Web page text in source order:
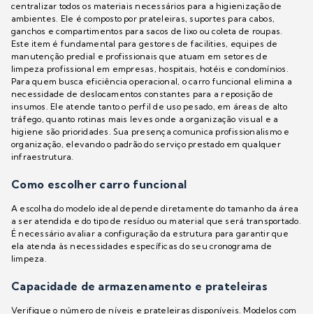
centralizar todos os materiais necessários para a higienização de
ambientes. Ele é composto por prateleiras, suportes para cabos,
ganchos e compartimentos para sacos de lixo ou coleta de roupas.
Este item é fundamental para gestores de facilities, equipes de
manutenção predial e profissionais que atuam em setores de
limpeza profissional em empresas, hospitais, hotéis e condomínios.
Para quem busca eficiência operacional, o carro funcional elimina a
necessidade de deslocamentos constantes para a reposição de
insumos. Ele atende tanto o perfil de uso pesado, em áreas de alto
tráfego, quanto rotinas mais leves onde a organização visual e a
higiene são prioridades. Sua presença comunica profissionalismo e
organização, elevando o padrão do serviço prestado em qualquer
infraestrutura.
Como escolher carro funcional
A escolha do modelo ideal depende diretamente do tamanho da área
a ser atendida e do tipo de resíduo ou material que será transportado.
É necessário avaliar a configuração da estrutura para garantir que
ela atenda às necessidades específicas do seu cronograma de
limpeza.
Capacidade de armazenamento e prateleiras
Verifique o número de níveis e prateleiras disponíveis. Modelos com